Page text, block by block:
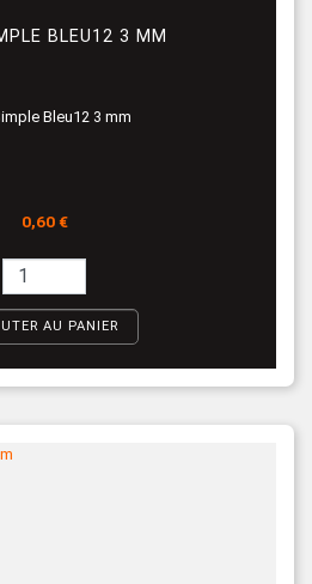
BLEU12 3 MM
Bleu12 3 mm
Prix
0,60 €
AU PANIER